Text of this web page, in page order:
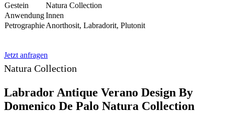
Gestein
Natura Collection
AnwendungInnen
PetrographieAnorthosit, Labradorit, Plutonit
Jetzt anfragen
Natura Collection
Labrador Antique Verano Design By
Domenico De Palo Natura Collection